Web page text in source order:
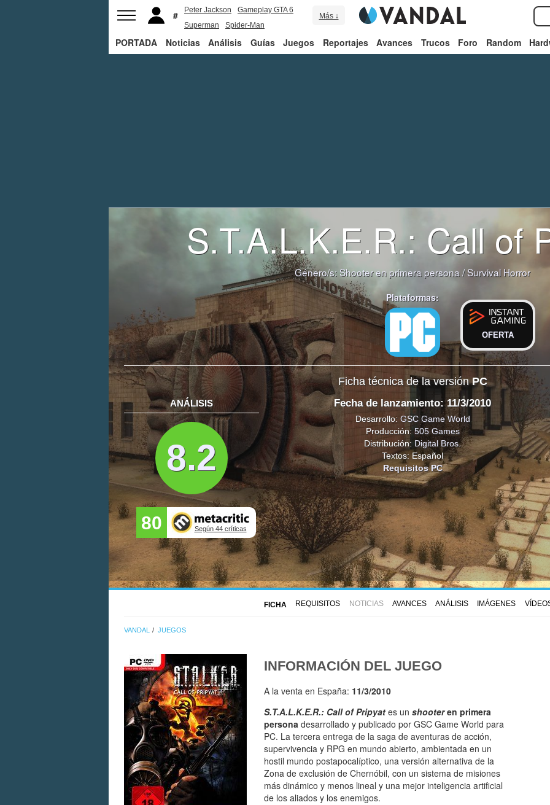
Peter Jackson
Gameplay GTA 6
Superman
Spider-Man
Más ↓
PORTADA Noticias Análisis Guías Juegos Reportajes Avances Trucos Foro Random
S.T.A.L.K.E.R.: Call of
Género/s: Shooter en primera persona/Survival Horror
Plataformas:
OFERTA
Ficha técnica de la versiónPC
ANÁLISIS
8.2
80 Según 44 críticas
Fecha de lanzamiento: 11/3/2010
Desarrollo: GSC Game World
Producción: 505 Games
Distribución: Digital Bros.
Textos: Español
Requisitos PC
FICHA REQUISITOS NOTICIAS AVANCES ANÁLISIS IMÁGENES
VANDAL JUEGOS
INFORMACIÓN DEL JUEGO
A la venta en España: 11/3/2010
S.T.A.L.K.E.R.: Call of Pripyat es un shooteren primera
persona desarrollado y publicado por GSC Game World para
PC. La tercera entrega de la saga de aventuras de acción,
supervivencia y RPG en mundo abierto, ambientada en un
hostil mundo postapocalíptico, una versión alternativa de la
Zona de exclusión de Chernóbil, con un sistema de misiones
más dinámico y menos lineal y una mejor inteligencia artificial
de los aliados y los enemigos.